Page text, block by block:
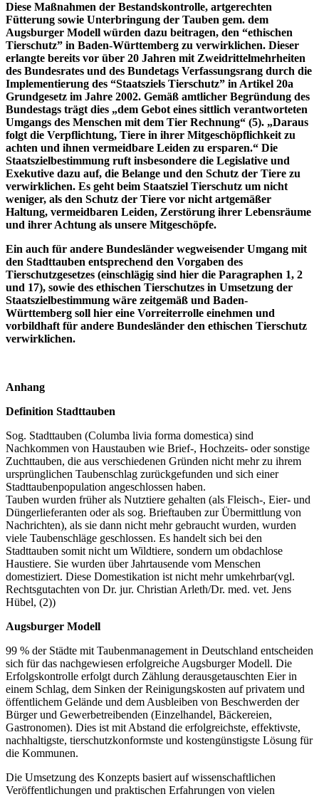
Diese Maßnahmen der Bestandskontrolle, artgerechten
Fütterung sowie Unterbringung der Tauben gem. dem
Augsburger Modell würden dazu beitragen, den “ethischen
Tierschutz” in Baden-Württemberg zu verwirklichen. Dieser
erlangte bereits vor über 20 Jahren mit Zweidrittelmehrheiten
des Bundesrates und des Bundetags Verfassungsrang durch die
Implementierung des “Staatsziels Tierschutz” in Artikel 20a
Grundgesetz im Jahre 2002. Gemäß amtlicher Begründung des
Bundestags trägt dies „dem Gebot eines sittlich verantworteten
Umgangs des Menschen mit dem Tier Rechnung“ (5). „Daraus
folgt die Verpflichtung, Tiere in ihrer Mitgeschöpflichkeit zu
achten und ihnen vermeidbare Leiden zu ersparen.“ Die
Staatszielbestimmung ruft insbesondere die Legislative und
Exekutive dazu auf, die Belange und den Schutz der Tiere zu
verwirklichen. Es geht beim Staatsziel Tierschutz um nicht
weniger, als den Schutz der Tiere vor nicht artgemäßer
Haltung, vermeidbaren Leiden, Zerstörung ihrer Lebensräume
und ihrer Achtung als unsere Mitgeschöpfe.
Ein auch für andere Bundesländer wegweisender Umgang mit
den Stadttauben entsprechend den Vorgaben des
Tierschutzgesetzes (einschlägig sind hier die Paragraphen 1, 2
und 17), sowie des ethischen Tierschutzes in Umsetzung der
Staatszielbestimmung wäre zeitgemäß und Baden-
Württemberg soll hier eine Vorreiterrolle einehmen und
vorbildhaft für andere Bundesländer den ethischen Tierschutz
verwirklichen.
Anhang
Definition Stadttauben
Sog. Stadttauben (Columba livia forma domestica) sind
Nachkommen von Haustauben wie Brief-, Hochzeits- oder sonstige
Zuchttauben, die aus verschiedenen Gründen nicht mehr zu ihrem
ursprünglichen Taubenschlag zurückgefunden und sich einer
Stadttaubenpopulation angeschlossen haben.
Tauben wurden früher als Nutztiere gehalten (als Fleisch-, Eier- und
Düngerlieferanten oder als sog. Brieftauben zur Übermittlung von
Nachrichten), als sie dann nicht mehr gebraucht wurden, wurden
viele Taubenschläge geschlossen. Es handelt sich bei den
Stadttauben somit nicht um Wildtiere, sondern um obdachlose
Haustiere. Sie wurden über Jahrtausende vom Menschen
domestiziert. Diese Domestikation ist nicht mehr umkehrbar(vgl.
Rechtsgutachten von Dr. jur. Christian Arleth/Dr. med. vet. Jens
Hübel, (2))
Augsburger Modell
99 % der Städte mit Taubenmanagement in Deutschland entscheiden
sich für das nachgewiesen erfolgreiche Augsburger Modell. Die
Erfolgskontrolle erfolgt durch Zählung derausgetauschten Eier in
einem Schlag, dem Sinken der Reinigungskosten auf privatem und
öffentlichem Gelände und dem Ausbleiben von Beschwerden der
Bürger und Gewerbetreibenden (Einzelhandel, Bäckereien,
Gastronomen). Dies ist mit Abstand die erfolgreichste, effektivste,
nachhaltigste, tierschutzkonformste und kostengünstigste Lösung für
die Kommunen.
Die Umsetzung des Konzepts basiert auf wissenschaftlichen
Veröffentlichungen und praktischen Erfahrungen von vielen